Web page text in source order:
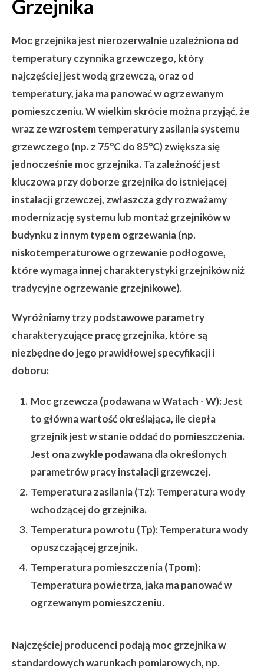
Grzejnika
Moc grzejnika jest nierozerwalnie uzależniona od
temperatury czynnika grzewczego, który
najczęściej jest wodą grzewczą, oraz od
temperatury, jaka ma panować w ogrzewanym
pomieszczeniu. W wielkim skrócie można przyjąć, że
wraz ze wzrostem temperatury zasilania systemu
grzewczego (np. z 75°C do 85°C) zwiększa się
jednocześnie moc grzejnika. Ta zależność jest
kluczowa przy doborze grzejnika do istniejącej
instalacji grzewczej, zwłaszcza gdy rozważamy
modernizację systemu lub montaż grzejników w
budynku z innym typem ogrzewania (np.
niskotemperaturowe ogrzewanie podłogowe,
które wymaga innej charakterystyki grzejników niż
tradycyjne ogrzewanie grzejnikowe).
Wyróżniamy trzy podstawowe parametry
charakteryzujące pracę grzejnika, które są
niezbędne do jego prawidłowej specyfikacji i
doboru:
Moc grzewcza (podawana w Watach - W):Jest
to główna wartość określająca, ile ciepła
grzejnik jest w stanie oddać do pomieszczenia.
Jest ona zwykle podawana dla określonych
parametrów pracy instalacji grzewczej.
Temperatura zasilania (Tz):Temperatura wody
wchodzącej do grzejnika.
Temperatura powrotu (Tp):Temperatura wody
opuszczającej grzejnik.
Temperatura pomieszczenia (Tpom):
Temperatura powietrza, jaka ma panować w
ogrzewanym pomieszczeniu.
Najczęściej producenci podają moc grzejnika w
standardowych warunkach pomiarowych, np.